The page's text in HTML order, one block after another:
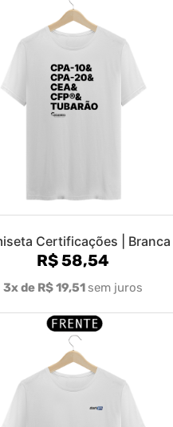
Certificações | Branca
R$ 58,54
3x de R$ 19,51sem juros